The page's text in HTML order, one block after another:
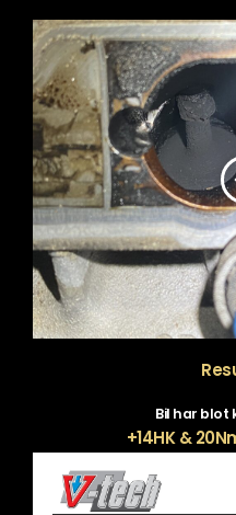
Bil har blot
+14HK &